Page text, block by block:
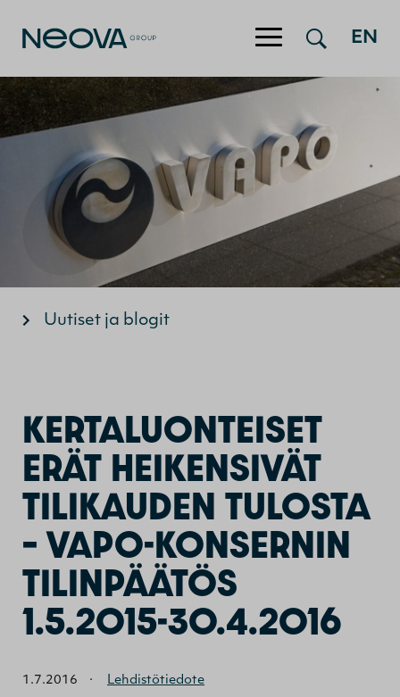
Hyppää sisältöön EN
Uutiset ja blogit
KERTALUONTEISET
ERÄT HEIKENSIVÄT
TILIKAUDEN TULOSTA
– VAPO-KONSERNIN
TILINPÄÄTÖS
1.5.2015-30.4.2016
1.7.2016 · Lehdistötiedote